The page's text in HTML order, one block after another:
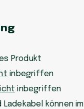
Produkt
inbegriffen
inbegriffen
Ladekabel können